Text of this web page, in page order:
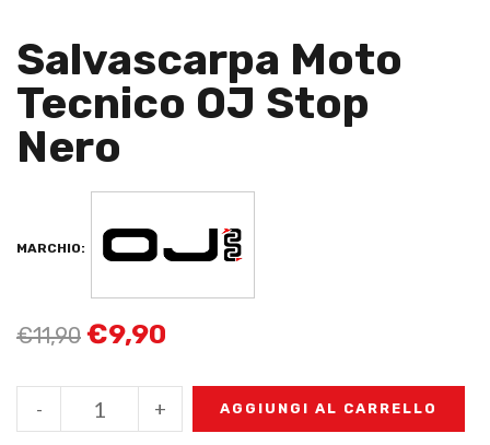
Salvascarpa Moto
Tecnico OJ Stop
Nero
MARCHIO:
€11,90 €9,90
+
- AGGIUNGI AL CARRELLO